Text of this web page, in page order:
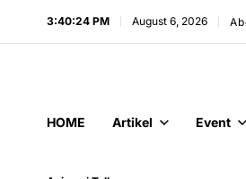
3:40:25 PM August 6, 2026
HOME Artikel Event